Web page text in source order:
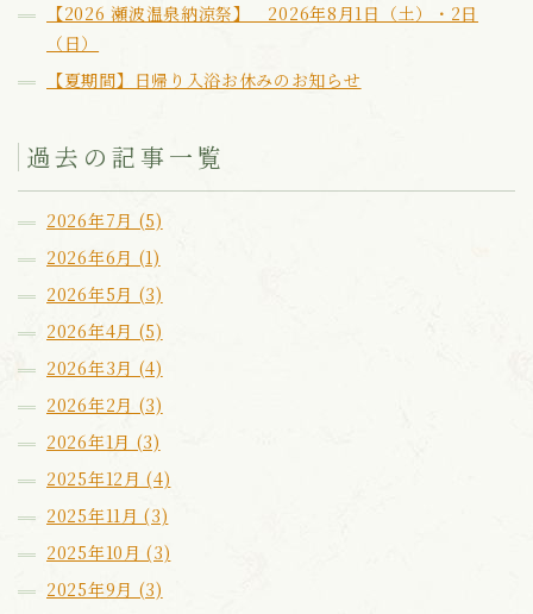
【2026 瀬波温泉納涼祭】 2026年8月1日（土）・2日
（日）
【夏期間】日帰り入浴お休みのお知らせ
過去の記事一覧
2026年7月 (5)
2026年6月 (1)
2026年5月 (3)
2026年4月 (5)
2026年3月 (4)
2026年2月 (3)
2026年1月 (3)
2025年12月 (4)
2025年11月 (3)
2025年10月 (3)
2025年9月 (3)